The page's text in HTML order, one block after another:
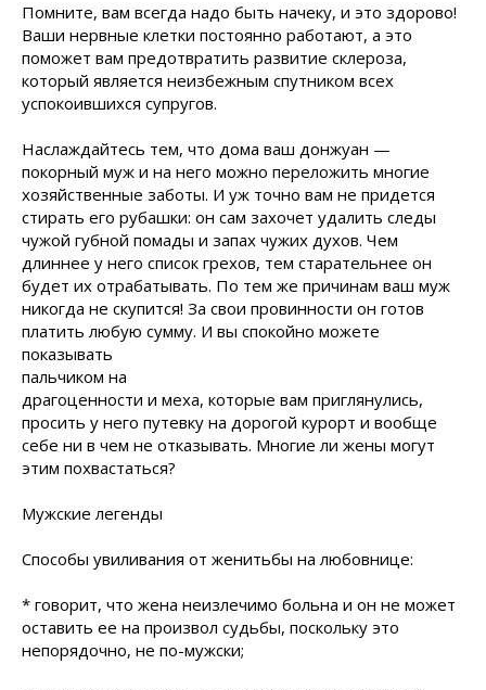
Помните, вам всегда надо быть начеку, и это здорово!
Ваши нервные клетки постоянно работают, а это
поможет вам предотвратить развитие склероза,
который является неизбежным спутником всех
успокоившихся супругов.
Наслаждайтесь тем, что дома ваш донжуан —
покорный муж и на него можно переложить многие
хозяйственные заботы. И уж точно вам не придется
стирать его рубашки: он сам захочет удалить следы
чужой губной помады и запах чужих духов. Чем
длиннее у него список грехов, тем старательнее он
будет их отрабатывать. По тем же причинам ваш муж
никогда не скупится! За свои провинности он готов
платить любую сумму. И вы спокойно можете
показывать
пальчиком на
драгоценности и меха, которые вам приглянулись,
просить у него путевку на дорогой курорт и вообще
себе ни в чем не отказывать. Многие ли жены могут
этим похвастаться?
Мужские легенды
Способы увиливания от женитьбы на любовнице:
* говорит, что жена неизлечимо больна и он не может
оставить ее на произвол судьбы, поскольку это
непорядочно, не по-мужски;